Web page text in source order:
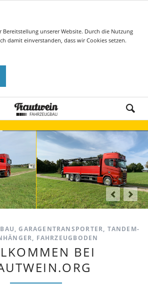
Bereitstellung unserer Website. Durch die Nutzung
damit einverstanden, dass wir Cookies setzen.
GARAGENTRANSPORTER, TANDEM-
FAHRZEUGBODEN
BEI